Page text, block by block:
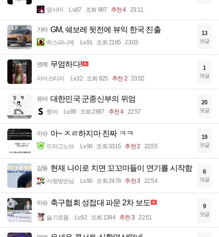
옆사마 Lv.87 조회 987 추천 4 23:11
기타 GM, 쉐보레 뒷전에 뷰익 한국 진출
히스파니에 Lv.91 조회 2185 23:03
13
댓글
연예 무엄하다!
아이스티이 Lv.32 조회 825 추천 2 23:02
1
댓글
유머 대한민국 군종신부의 위엄
썽바 Lv.89 조회 2887 추천 4 22:57
20
댓글
이슈 아~ ㅈㄹ하지마 진짜 ㅋㅋ
드라고노브 Lv.90 조회 3315 추천 2 22:55
19
댓글
감동 현재 나이로 치면 꼬꼬마들이 연기를 시작함
사랑방손님 Lv.90 조회 2478 추천 3 22:54
6
댓글
이슈 축구협회 성접대 파문 2차 보도
슬기로움 Lv.92 조회 1394 추천 3 22:51
9
댓글